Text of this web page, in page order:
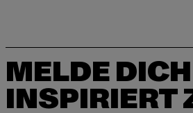
MELDE
INSPIRIERT